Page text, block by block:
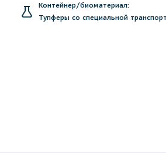
Контейнер/биоматериал:
Тупферы со специальной